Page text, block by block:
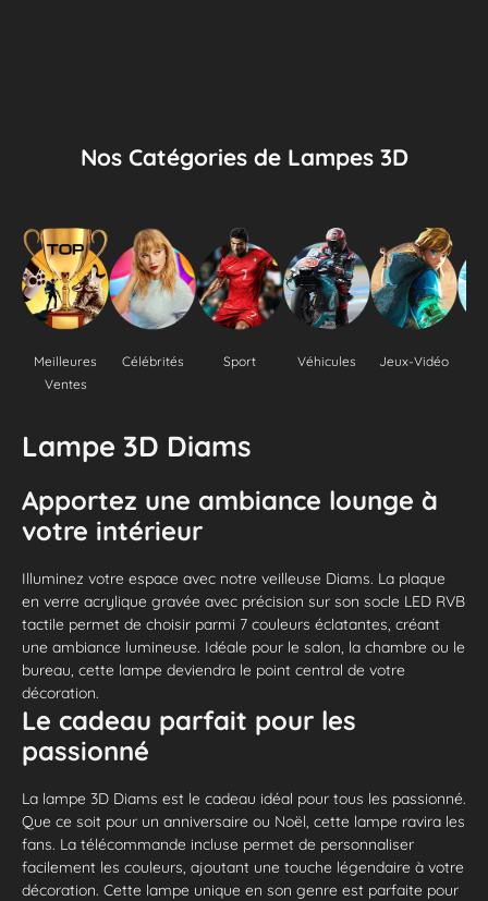
Nos Catégories de Lampes 3D
Meilleures
Ventes
Célébrités Sport Véhicules Jeux-Vidéo
Lampe 3D Diams
Apportez une ambiance lounge à
votre intérieur
Illuminez votre espace avec notre veilleuse Diams. La plaque
en verre acrylique gravée avec précision sur son socle LED RVB
tactile permet de choisir parmi 7 couleurs éclatantes, créant
une ambiance lumineuse. Idéale pour le salon, la chambre ou le
bureau, cette lampe deviendra le point central de votre
décoration.
Le cadeau parfait pour les
passionné
La lampe 3D Diams est le cadeau idéal pour tous les passionné.
Que ce soit pour un anniversaire ou Noël, cette lampe ravira les
fans. La télécommande incluse permet de personnaliser
facilement les couleurs, ajoutant une touche légendaire à votre
décoration. Cette lampe unique en son genre est parfaite pour